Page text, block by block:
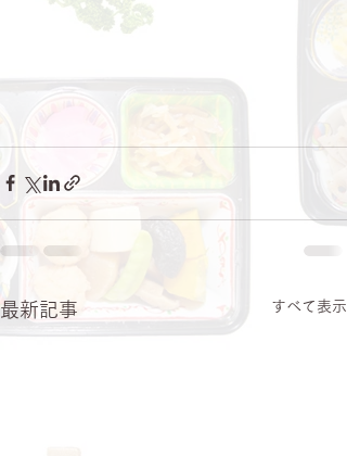
最新記事 すべて表示